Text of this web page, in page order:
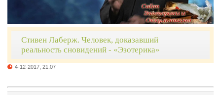
Стивен Лаберж. Человек, доказавший
реальность сновидений - «Эзотерика»
4-12-2017, 21:07